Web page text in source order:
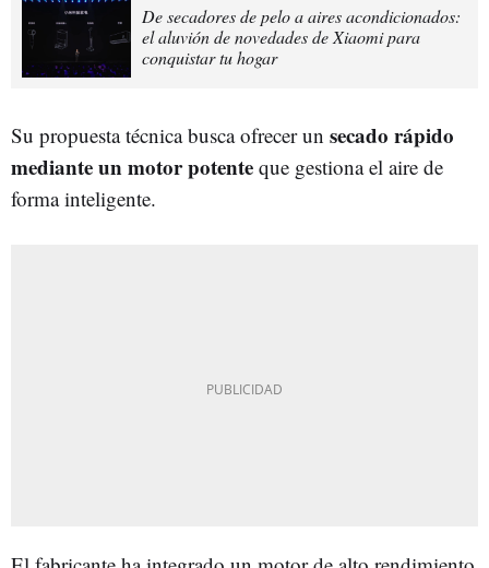
De secadores de pelo a aires acondicionados:
el aluvión de novedades de Xiaomi para
conquistar tu hogar
Su propuesta técnica busca ofrecer un secado rápido
mediante un motor potente que gestiona el aire de
forma inteligente.